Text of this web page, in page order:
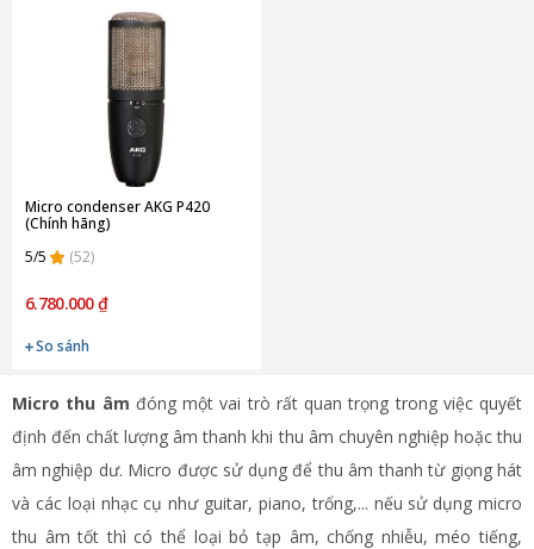
Micro condenser AKG P420
(Chính hãng)
5/5
(52)
6.780.000 ₫
So sánh
Micro thu âm đóng một vai trò rất quan trọng trong việc quyết
định đến chất lượng âm thanh khi thu âm chuyên nghiệp hoặc thu
âm nghiệp dư. Micro được sử dụng để thu âm thanh từ giọng hát
và các loại nhạc cụ như guitar, piano, trống,... nếu sử dụng micro
thu âm tốt thì có thể loại bỏ tạp âm, chống nhiễu, méo tiếng,